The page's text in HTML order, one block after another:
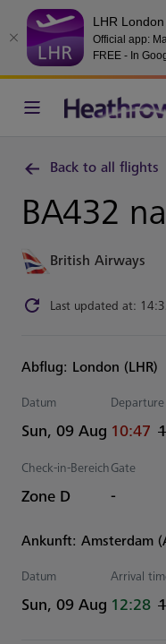
LHR
Official app:
FREE - In
Back to all flights
BA432
British Airways
Last updated at:
Abflug: London (LHR)
Datum
Sun, 09 Aug actual
10:47
Check-in-Bereich
Zone D
Gate
-
Ankunft: Amsterdam
Datum
Sun, 09 Aug
Arrival
actual
12:28